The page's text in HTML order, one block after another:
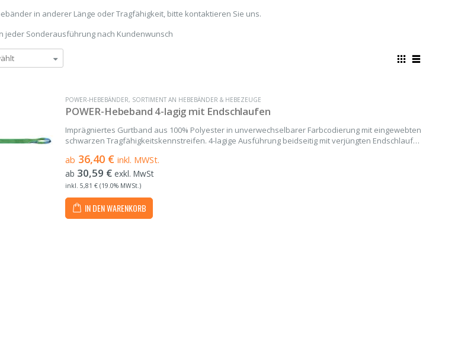
in anderer Länge oder Tragfähigkeit, bitte kontaktieren Sie uns.
jeder Sonderausführung nach Kundenwunsch
POWER-HEBEBÄNDER, SORTIMENT AN HEBEBÄNDER & HEBEZEUGE
POWER-Hebeband 4-lagig mit Endschlaufen
Imprägniertes Gurtband aus 100% Polyester in unverwechselbarer Farbcodierung mit eingewebten
schwarzen Tragfähigkeitskennstreifen. 4-lagige Ausführung beidseitig mit verjüngten Endschlaufen
1qualitätsgeprüftSicherheitsfaktor...
ab 36,40 € inkl. MWSt.
ab 30,59 € exkl. MwSt
inkl. 5,81 € (19.0% MWSt.)
IN DEN WARENKORB